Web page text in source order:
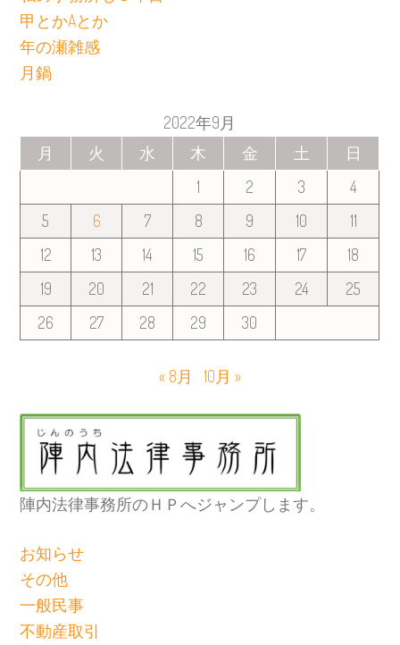
甲とかAとか
年の瀬雑感
月鍋
2022年9月
月
火 水 木 金 土
日
1
2 3
4
5
6 7 8 9 10
11
12
13 14 15 16 17
18
19
20 21 22 23 24
25
26
27 28 29 30
« 8月 10月 »
陣内法律事務所のＨＰへジャンプします。
お知らせ
その他
一般民事
不動産取引